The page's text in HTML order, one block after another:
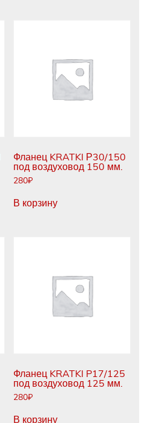
Фланец KRATKI Р30/150
под воздуховод 150 мм.
280₽
В корзину
Фланец KRATKI P17/125
под воздуховод 125 мм.
280₽
В корзину